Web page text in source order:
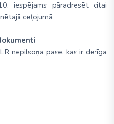
iespējams pāradresēt citai
ceļojumā
nepilsoņa pase, kas ir derīga